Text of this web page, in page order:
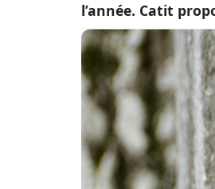
l’année. Catit